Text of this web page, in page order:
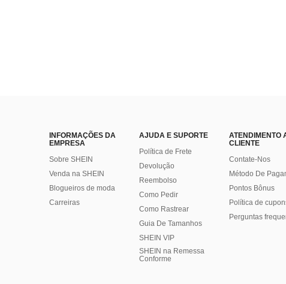
INFORMAÇÕES DA
EMPRESA
Sobre SHEIN
Venda na SHEIN
Blogueiros de moda
Carreiras
AJUDA E SUPORTE
Política de Frete
Devolução
Reembolso
Como Pedir
Como Rastrear
Guia De Tamanhos
SHEIN VIP
SHEIN na Remessa
Conforme
ATENDIMENTO
CLIENTE
Contate-Nos
Método De
Pontos Bônus
Política de
Perguntas